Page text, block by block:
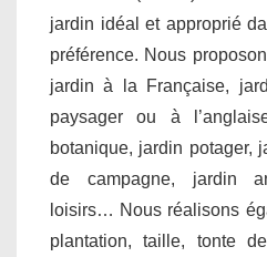
jardin idéal et approprié
préférence. Nous
jardin à la Française,
paysager ou à
botanique, jardin potager,
de campagne, jardin
loisirs… Nous réalisons
plantation, taille, tonte